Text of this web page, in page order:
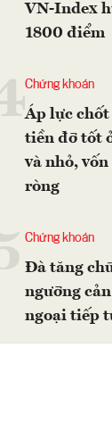
VN-Index
1800 điểm
4Chứng khoán
Áp lực
tiền đỡ tốt
và nhỏ,
ròng
Chứng khoán
Đà tăng
ngưỡng
ngoại tiếp